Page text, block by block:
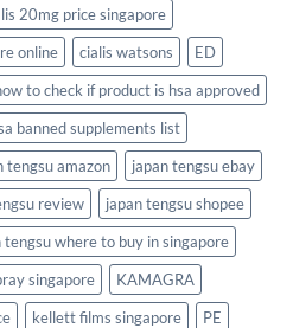
20mg price singapore
online cialis watsons
ED
to check if product is hsa approved
banned supplements list
tengsu amazon
japan tengsu ebay
review
japan tengsu shopee
tengsu where to buy in singapore
singapore
KAMAGRA
kellett films singapore
PE